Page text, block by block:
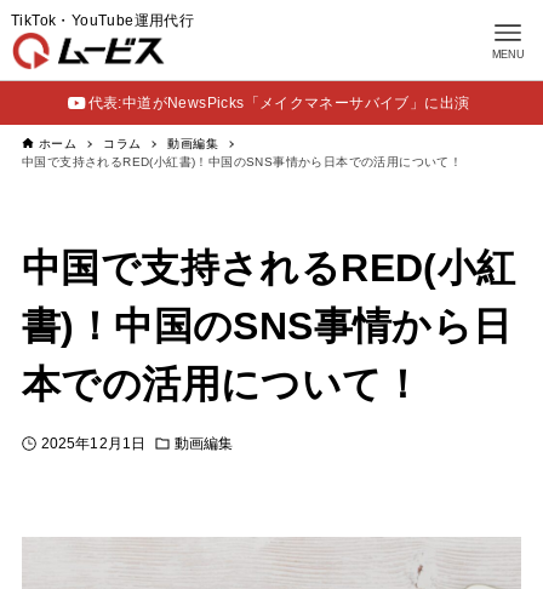
MENU
TikTok・YouTube運用代行
代表:中道がNewsPicks「メイクマネーサバイブ」に出演
ホーム コラム
動画編集
中国で支持されるRED(小紅書)！中国のSNS事情から日本での活用について！
中国で支持されるRED(小紅
書)！中国のSNS事情から日
本での活用について！
2025年12月1日 動画編集